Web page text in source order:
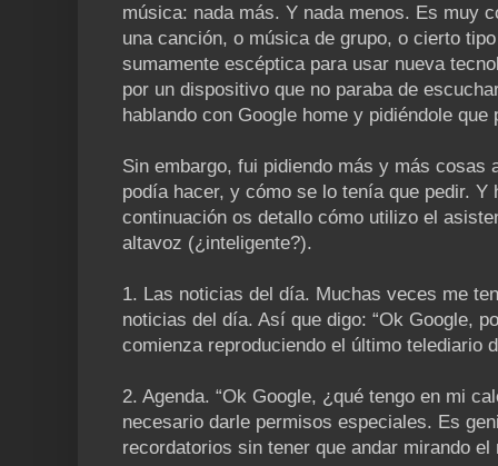
música: nada más. Y nada menos. Es muy
una canción, o música de grupo, o cierto
sumamente escéptica para usar nueva
por un dispositivo que no paraba de
hablando con Google home y pidiéndole
Sin embargo, fui pidiendo más y más cosas
podía hacer, y cómo se lo tenía que pedir. Y
continuación os detallo cómo utilizo el
altavoz (¿inteligente?).
1. Las noticias del día. Muchas veces me
noticias del día. Así que digo: “Ok Google,
comienza reproduciendo el último telediario
2. Agenda. “Ok Google, ¿qué tengo en mi
necesario darle permisos especiales. Es
recordatorios sin tener que andar mirando el